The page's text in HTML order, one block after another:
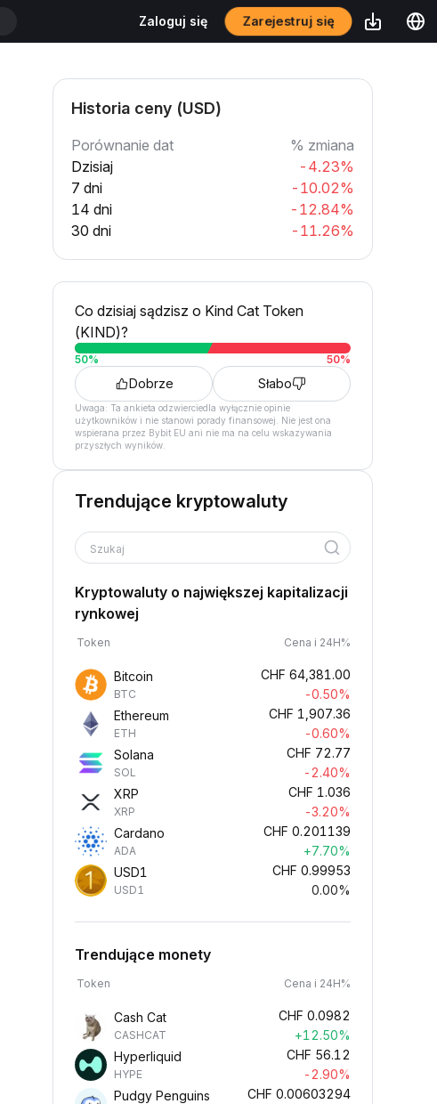
Zaloguj się Zarejestruj się
Historia ceny (USD)
Porównanie dat
% zmiana
Dzisiaj
-4.23%
7 dni
-10.02%
14 dni
-12.84%
30 dni
-11.26%
Co dzisiaj sądzisz o Kind Cat Token
(KIND)?
50% 50%
Dobrze Słabo
Uwaga: Ta ankieta odzwierciedla wyłącznie opinie
użytkowników i nie stanowi porady finansowej. Nie jest ona
wspierana przez Bybit EU ani nie ma na celu wskazywania
przyszłych wyników.
Trendujące kryptowaluty
Szukaj
Kryptowaluty o największej kapitalizacji
rynkowej
Token Cena i 24H%
Bitcoin
BTC
CHF 64,381.00
-0.50%
Ethereum
ETH
CHF 1,907.36
-0.60%
Solana
SOL
CHF 72.77
-2.40%
XRP
XRP
CHF 1.036
-3.20%
Cardano
ADA
CHF 0.201139
+7.70%
USD1
USD1
CHF 0.99953
0.00%
Trendujące monety
Token Cena i 24H%
Cash Cat
CASHCAT
CHF 0.0982
+12.50%
Hyperliquid
HYPE
CHF 56.12
-2.90%
Pudgy Penguins
CHF 0.00603294